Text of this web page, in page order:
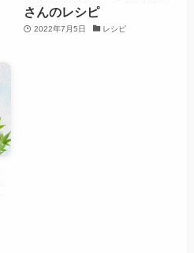
さんのレシピ
2022年7月5日 レシピ